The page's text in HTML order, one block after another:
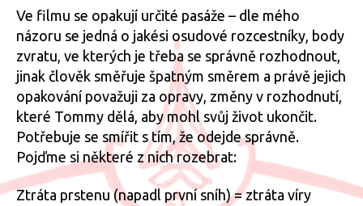
Ve filmu se opakují určité pasáže – dle mého
názoru se jedná o jakési osudové rozcestníky, body
zvratu, ve kterých je třeba se správně rozhodnout,
jinak člověk směřuje špatným směrem a právě jejich
opakování považuji za opravy, změny v rozhodnutí,
které Tommy dělá, aby mohl svůj život ukončit.
Potřebuje se smířit s tím, že odejde správně.
Pojďme si některé z nich rozebrat:
Ztráta prstenu (napadl první sníh) = ztráta víry